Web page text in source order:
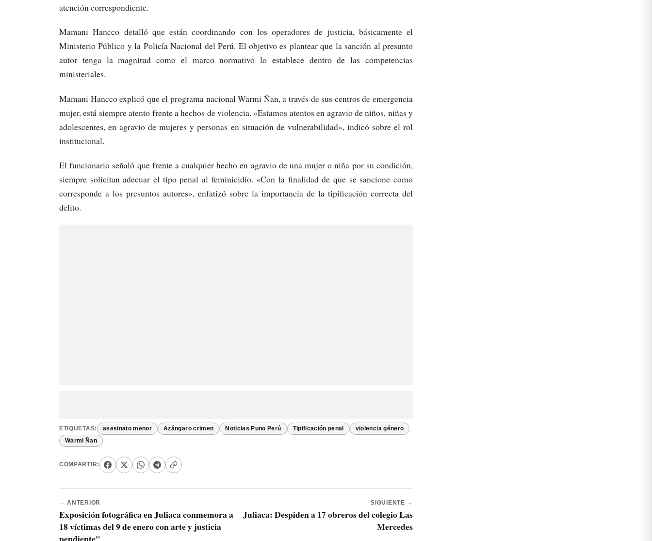
atención correspondiente.
Mamani Hancco detalló que están coordinando con los operadores de justicia, básicamente el
Ministerio Público y la Policía Nacional del Perú. El objetivo es plantear que la sanción al presunto
autor tenga la magnitud como el marco normativo lo establece dentro de las competencias
ministeriales.
Mamani Hancco explicó que el programa nacional Warmi Ñan, a través de sus centros de emergencia
mujer, está siempre atento frente a hechos de violencia. «Estamos atentos en agravio de niños, niñas y
adolescentes, en agravio de mujeres y personas en situación de vulnerabilidad», indicó sobre el rol
institucional.
El funcionario señaló que frente a cualquier hecho en agravio de una mujer o niña por su condición,
siempre solicitan adecuar el tipo penal al feminicidio. «Con la finalidad de que se sancione como
corresponde a los presuntos autores», enfatizó sobre la importancia de la tipificación correcta del
delito.
ETIQUETAS: asesinato menor Azángaro crimen Noticias Puno Perú Tipificación penal violencia género
Warmi Ñan
COMPARTIR:
← ANTERIOR
Exposición fotográfica en Juliaca conmemora a
18 víctimas del 9 de enero con arte y justicia
pendiente"
SIGUIENTE →
Juliaca: Despiden a 17 obreros del colegio Las
Mercedes